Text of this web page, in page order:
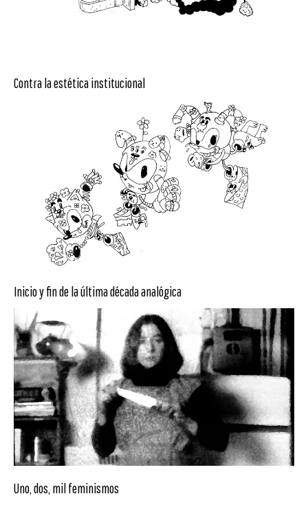
Contra la estética institucional
Inicio y fin de la última década analógica
Uno, dos, mil feminismos